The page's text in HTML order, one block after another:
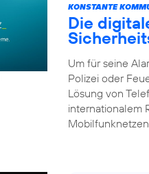
KONSTANTE
Die
Um für seine
Polizei oder
Lösung von
internationalem